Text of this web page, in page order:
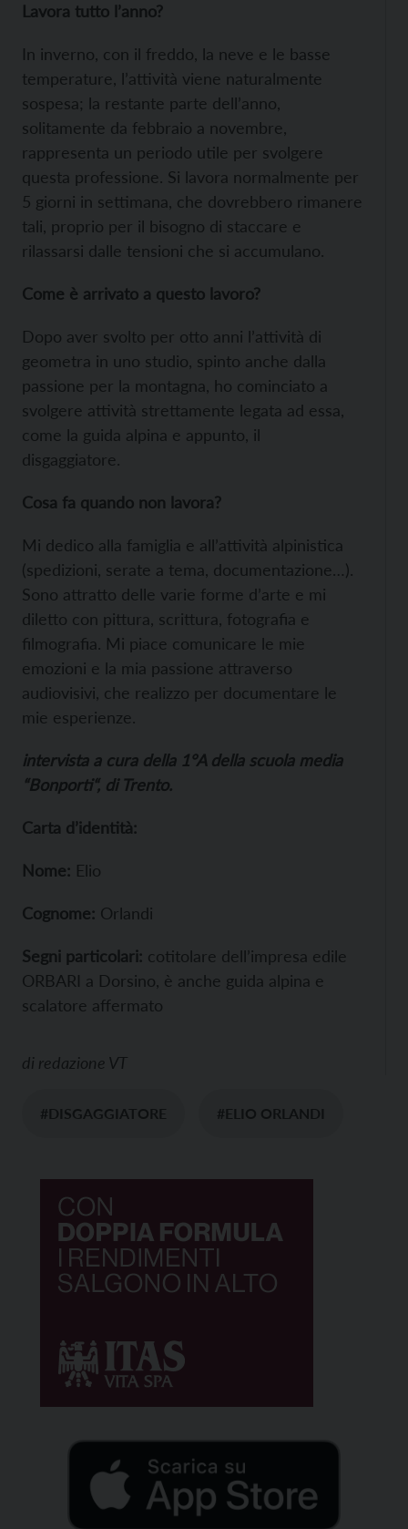
Lavora tutto l’anno?
In inverno, con il freddo, la neve e le basse
temperature, l’attività viene naturalmente
sospesa; la restante parte dell’anno,
solitamente da febbraio a novembre,
rappresenta un periodo utile per svolgere
questa professione. Si lavora normalmente per
5 giorni in settimana, che dovrebbero rimanere
tali, proprio per il bisogno di staccare e
rilassarsi dalle tensioni che si accumulano.
Come è arrivato a questo lavoro?
Dopo aver svolto per otto anni l’attività di
geometra in uno studio, spinto anche dalla
passione per la montagna, ho cominciato a
svolgere attività strettamente legata ad essa,
come la guida alpina e appunto, il
disgaggiatore.
Cosa fa quando non lavora?
Mi dedico alla famiglia e all’attività alpinistica
(spedizioni, serate a tema, documentazione…).
Sono attratto delle varie forme d’arte e mi
diletto con pittura, scrittura, fotografia e
filmografia. Mi piace comunicare le mie
emozioni e la mia passione attraverso
audiovisivi, che realizzo per documentare le
mie esperienze.
intervista a cura della 1°A della scuola media
“Bonporti“, di Trento.
Carta d’identità:
Nome: Elio
Cognome: Orlandi
Segni particolari: cotitolare dell’impresa edile
ORBARI a Dorsino, è anche guida alpina e
scalatore affermato
di redazione VT
#DISGAGGIATORE #ELIO ORLANDI